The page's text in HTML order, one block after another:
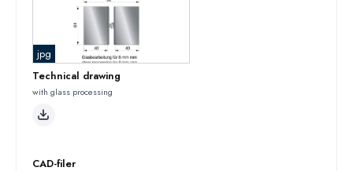
jpg
Technical drawing
with glass processing
CAD-filer